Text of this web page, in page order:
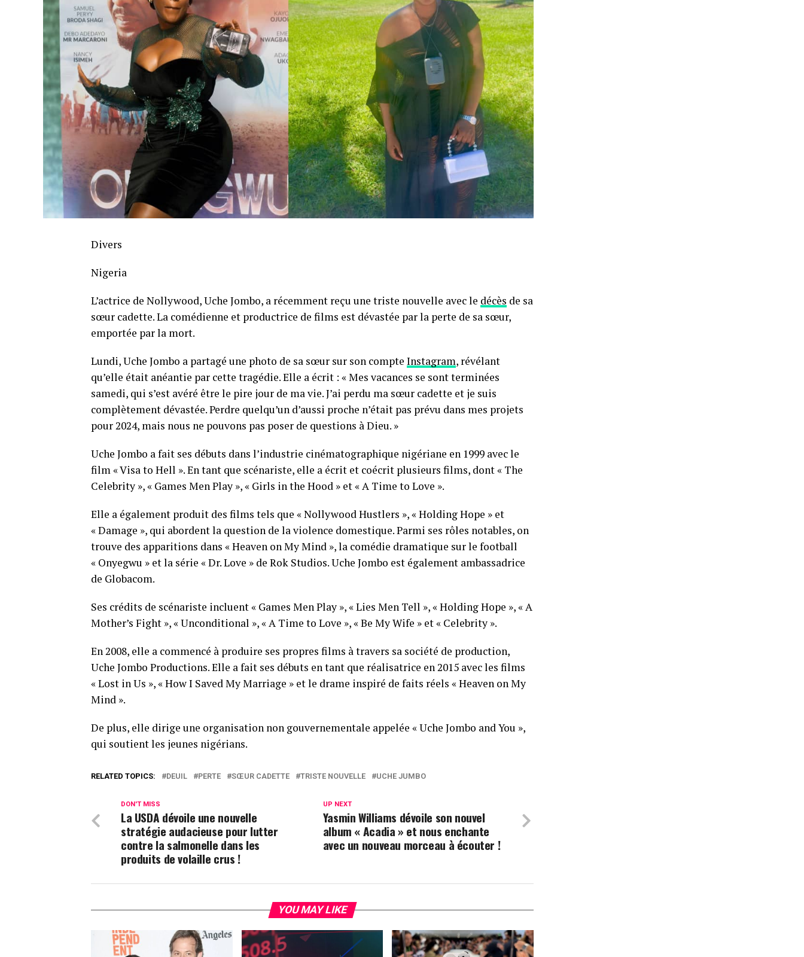
Divers
Nigeria
L’actrice de Nollywood, Uche Jombo, a récemment reçu une triste nouvelle avec le décès de sa
sœur cadette. La comédienne et productrice de films est dévastée par la perte de sa sœur,
emportée par la mort.
Lundi, Uche Jombo a partagé une photo de sa sœur sur son compte Instagram, révélant
qu’elle était anéantie par cette tragédie. Elle a écrit : « Mes vacances se sont terminées
samedi, qui s’est avéré être le pire jour de ma vie. J’ai perdu ma sœur cadette et je suis
complètement dévastée. Perdre quelqu’un d’aussi proche n’était pas prévu dans mes projets
pour 2024, mais nous ne pouvons pas poser de questions à Dieu. »
Uche Jombo a fait ses débuts dans l’industrie cinématographique nigériane en 1999 avec le
film « Visa to Hell ». En tant que scénariste, elle a écrit et coécrit plusieurs films, dont « The
Celebrity », « Games Men Play », « Girls in the Hood » et « A Time to Love ».
Elle a également produit des films tels que « Nollywood Hustlers », « Holding Hope » et
« Damage », qui abordent la question de la violence domestique. Parmi ses rôles notables, on
trouve des apparitions dans « Heaven on My Mind », la comédie dramatique sur le football
« Onyegwu » et la série « Dr. Love » de Rok Studios. Uche Jombo est également ambassadrice
de Globacom.
Ses crédits de scénariste incluent « Games Men Play », « Lies Men Tell », « Holding Hope », « A
Mother’s Fight », « Unconditional », « A Time to Love », « Be My Wife » et « Celebrity ».
En 2008, elle a commencé à produire ses propres films à travers sa société de production,
Uche Jombo Productions. Elle a fait ses débuts en tant que réalisatrice en 2015 avec les films
« Lost in Us », « How I Saved My Marriage » et le drame inspiré de faits réels « Heaven on My
Mind ».
De plus, elle dirige une organisation non gouvernementale appelée « Uche Jombo and You »,
qui soutient les jeunes nigérians.
RELATED TOPICS: DEUIL PERTE SŒUR CADETTE TRISTE NOUVELLE UCHE JUMBO
UP NEXT
Yasmin Williams dévoile son nouvel
album « Acadia » et nous enchante
avec un nouveau morceau à écouter !
DON'T MISS
La USDA dévoile une nouvelle
stratégie audacieuse pour lutter
contre la salmonelle dans les
produits de volaille crus !
YOU MAY LIKE